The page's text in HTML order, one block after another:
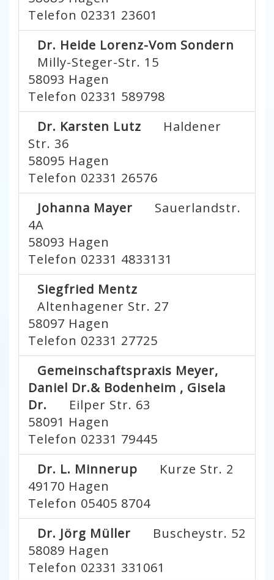
Telefon 02331 23601
Dr. Heide Lorenz-Vom Sondern
Milly-Steger-Str. 15
58093 Hagen
Telefon 02331 589798
Dr. Karsten Lutz
Haldener
Str. 36
58095 Hagen
Telefon 02331 26576
Johanna Mayer
Sauerlandstr.
4A
58093 Hagen
Telefon 02331 4833131
Siegfried Mentz
Altenhagener Str. 27
58097 Hagen
Telefon 02331 27725
Gemeinschaftspraxis Meyer,
Daniel Dr.& Bodenheim , Gisela
Dr.
Eilper Str. 63
58091 Hagen
Telefon 02331 79445
Dr. L. Minnerup
Kurze Str. 2
49170 Hagen
Telefon 05405 8704
Dr. Jörg Müller
Buscheystr. 52
58089 Hagen
Telefon 02331 331061